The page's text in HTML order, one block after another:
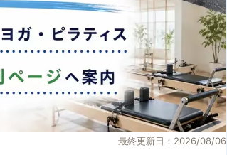
最終更新日：2026/08/06